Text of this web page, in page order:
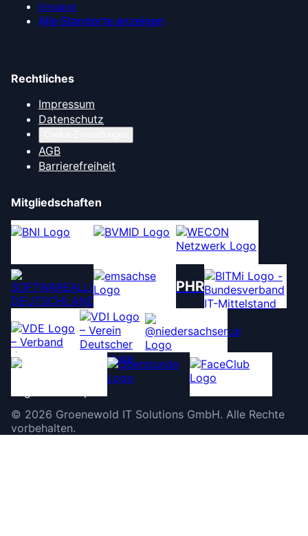
Emsland
Alle Standorte anzeigen
Rechtliches
Impressum
Datenschutz
AGB
Barrierefreiheit
Mitgliedschaften
PHR
© 2026 Groenewold IT Solutions GmbH. Alle Rechte
vorbehalten.